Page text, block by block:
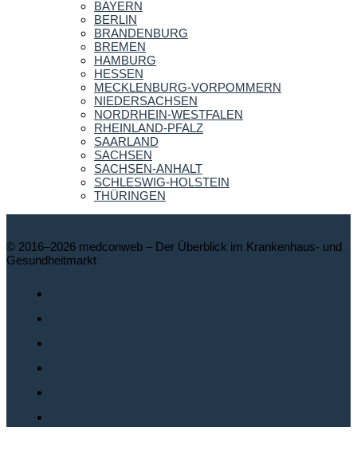
BAYERN
BERLIN
BRANDENBURG
BREMEN
HAMBURG
HESSEN
MECKLENBURG-VORPOMMERN
NIEDERSACHSEN
NORDRHEIN-WESTFALEN
RHEINLAND-PFALZ
SAARLAND
SACHSEN
SACHSEN-ANHALT
SCHLESWIG-HOLSTEIN
THÜRINGEN
© 2016–2026 medconweb – Der Überblick im Krankenhaus- und
Gesundheitmarkt